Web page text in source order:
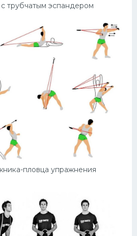
трубчатым эспандером
пловца упражнения